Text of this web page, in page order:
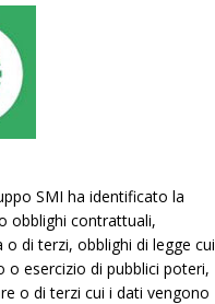
SMI ha identificato la
obblighi contrattuali,
di terzi, obblighi di legge cui
esercizio di pubblici poteri,
o di terzi cui i dati vengono